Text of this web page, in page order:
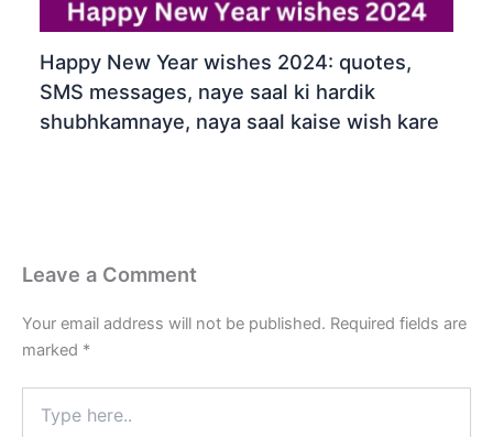
Happy New Year wishes 2024: quotes,
SMS messages, naye saal ki hardik
shubhkamnaye, naya saal kaise wish kare
Leave a Comment
Your email address will not be published. Required fields are
marked *
here..